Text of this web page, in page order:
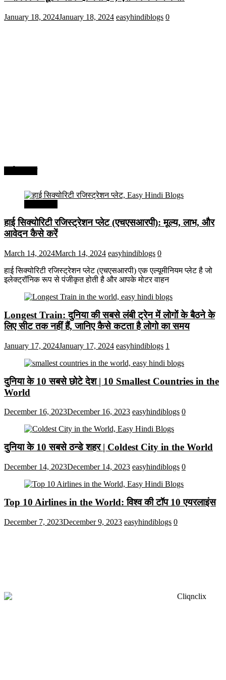
January 18, 2024January 18, 2024 easyhindiblogs 0
हाई सिक्योरिटी रजिस्ट्रेशन प्लेट (एचएसआरपी): मूल्य, लाभ, और
आवेदन कैसे करें
March 14, 2024March 14, 2024 easyhindiblogs 0
हाई सिक्योरिटी रजिस्ट्रेशन प्लेट (एचएसआरपी) एक एल्यूमीनियम प्लेट है जो
इलेक्ट्रॉनिक रूप से पंजीकृत होती है और आपके मोटर वाहन
Longest Train: दुनिया की सबसे लंबी ट्रेन में लोगों के बैठने के
लिए सीट तक ​​नहीं हैं, जानिए कैसे कटता है लोगो का समय
January 17, 2024January 17, 2024 easyhindiblogs 1
दुनिया के 10 सबसे छोटे देश | 10 Smallest Countries in the
World
December 16, 2023December 16, 2023 easyhindiblogs 0
दुनिया के 10 सबसे ठन्डे शहर | Coldest City in the World
December 14, 2023December 14, 2023 easyhindiblogs 0
Top 10 Airlines in the World: विश्व की टॉप 10 एयरलाइंस
December 7, 2023December 9, 2023 easyhindiblogs 0